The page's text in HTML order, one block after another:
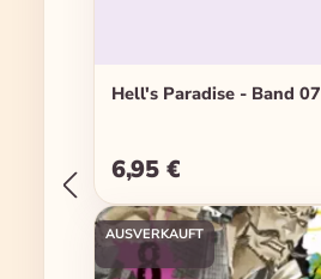
Hell's Paradise - Band 07
Regulärer Preis:
6,95 €
AUSVERKAUFT